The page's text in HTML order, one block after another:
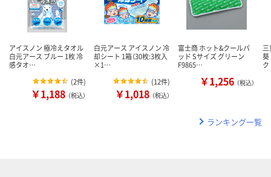
アイスノン 極冷えタオル
白元アース ブルー 1枚 冷
感タオ…
(2件)
￥1,188 （税込）
白元アース アイスノン 冷
却シート 1箱（30枚:3枚入
×1…
(12件)
￥1,018 （税込）
富士商 ホット&クールパ
ッド Sサイズ グリーン
F9865…
￥1,256 （税込）
葵
ランキング一覧